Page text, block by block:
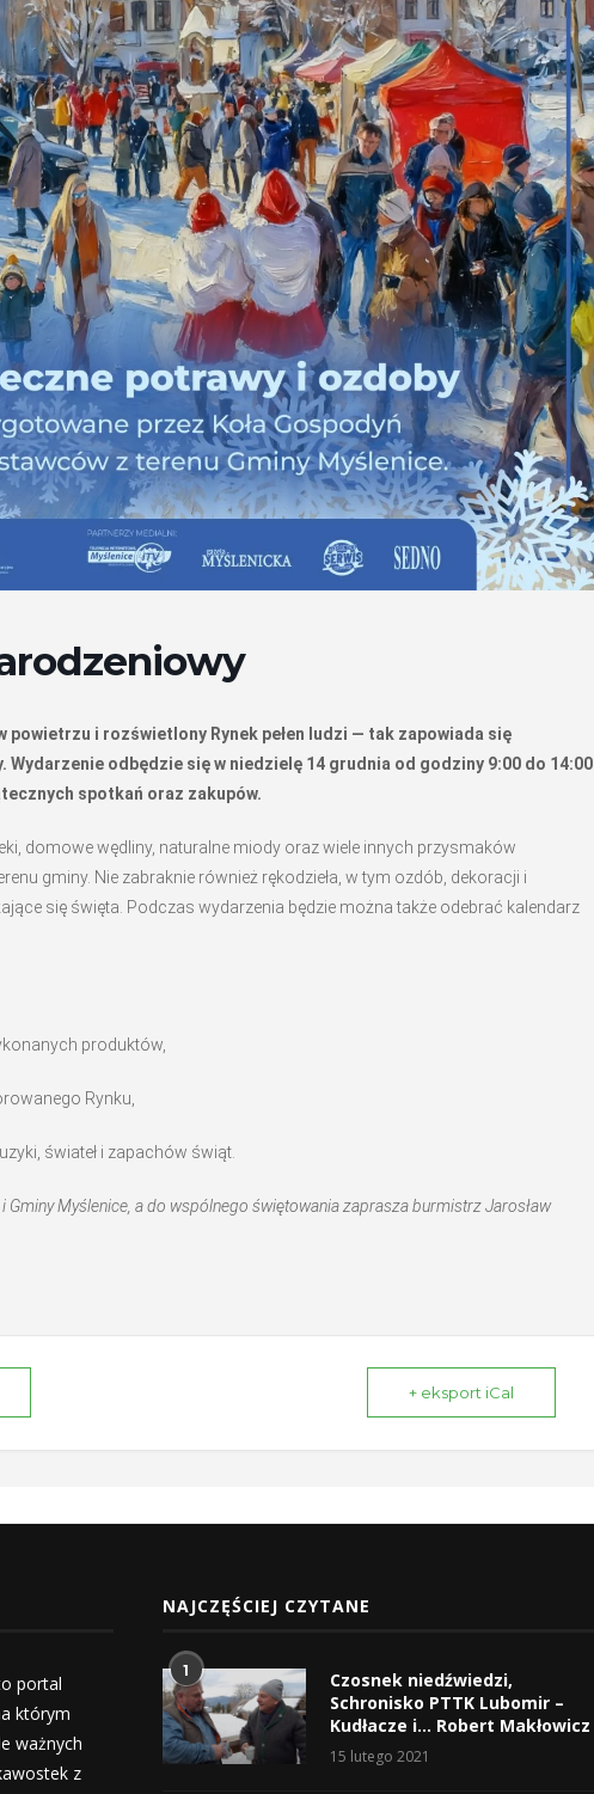
powietrzu i rozświetlony Rynek pełen ludzi — tak zapowiada się
odbędzie się w niedzielę 14 grudnia od godziny 9:00 do 14:00
spotkań oraz zakupów.
domowe wędliny, naturalne miody oraz wiele innych przysmaków
gminy. Nie zabraknie również rękodzieła, w tym ozdób, dekoracji i
się święta. Podczas wydarzenia będzie można także odebrać kalendarz
produktów,
Rynku,
świateł i zapachów świąt.
Gminy Myślenice, a do wspólnego świętowania zaprasza burmistrz Jarosław
+ eksport iCal
portal
którym
ważnych
z
NAJCZĘŚCIEJ CZYTANE
1
Czosnek niedźwiedzi,
Schronisko PTTK Lubomir –
Kudłacze i… Robert Makłowicz
15 lutego 2021